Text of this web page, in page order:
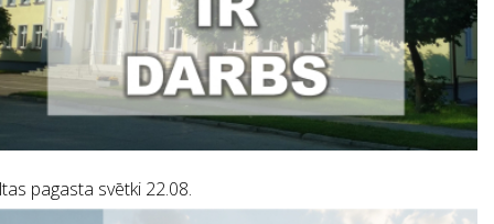
pagasta svētki 22.08.